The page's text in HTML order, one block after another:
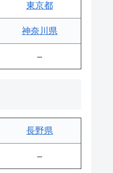
東京都
神奈川県
–
長野県
–